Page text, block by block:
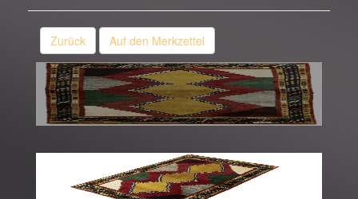
Zurück Auf den Merkzettel